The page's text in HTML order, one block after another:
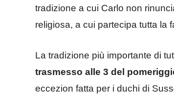
tradizione a cui Carlo non
religiosa, a cui partecipa tutta la
La tradizione più importante di
trasmesso alle 3 del
eccezion fatta per i duchi di